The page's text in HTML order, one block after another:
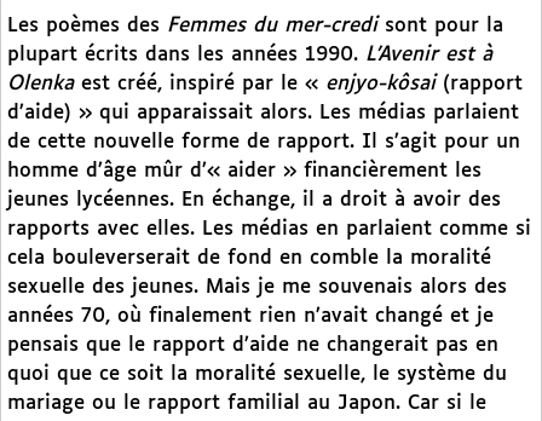
Les poèmes des Femmes du mer-credi sont pour la
plupart écrits dans les années 1990. L’Avenir est à
Olenka est créé, inspiré par le « enjyo-kôsai (rapport
d’aide) » qui apparaissait alors. Les médias parlaient
de cette nouvelle forme de rapport. Il s’agit pour un
homme d’âge mûr d’« aider » financièrement les
jeunes lycéennes. En échange, il a droit à avoir des
rapports avec elles. Les médias en parlaient comme si
cela bouleverserait de fond en comble la moralité
sexuelle des jeunes. Mais je me souvenais alors des
années 70, où finalement rien n’avait changé et je
pensais que le rapport d’aide ne changerait pas en
quoi que ce soit la moralité sexuelle, le système du
mariage ou le rapport familial au Japon. Car si le